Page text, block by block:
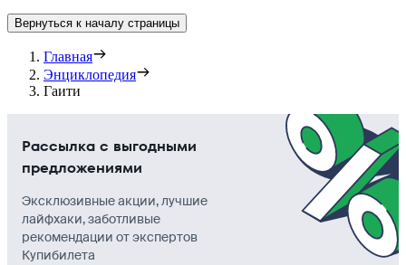
Вернуться к началу страницы
Главная
Энциклопедия
Гаити
Рассылка с выгодными
предложениями
Эксклюзивные акции, лучшие
лайфхаки, заботливые
рекомендации от экспертов
Купибилета